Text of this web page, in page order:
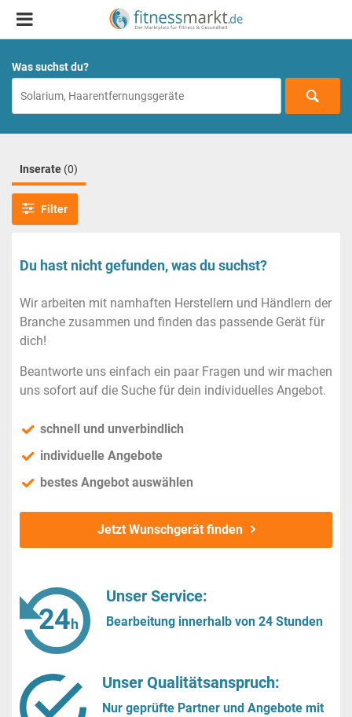
Was suchst du?
Inserate (0)
Filter
Du hast nicht gefunden, was du suchst?
Wir arbeiten mit namhaften Herstellern und Händlern der
Branche zusammen und finden das passende Gerät für
dich!
Beantworte uns einfach ein paar Fragen und wir machen
uns sofort auf die Suche für dein individuelles Angebot.
schnell und unverbindlich
individuelle Angebote
bestes Angebot auswählen
Jetzt Wunschgerät finden
Unser Service:
Bearbeitung innerhalb von 24 Stunden
Unser Qualitätsanspruch:
Nur geprüfte Partner und Angebote mit